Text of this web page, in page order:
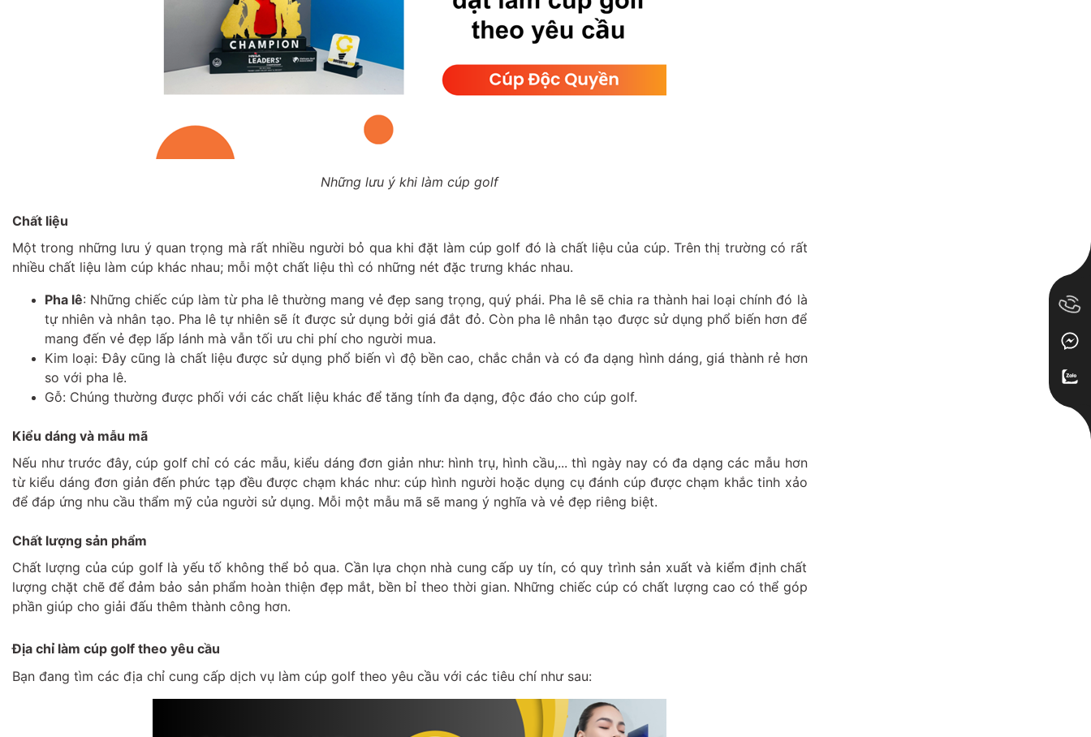
Những lưu ý khi làm cúp golf
Chất liệu
Một trong những lưu ý quan trọng mà rất nhiều người bỏ qua khi đặt làm cúp golf đó là chất liệu của cúp. Trên thị trường có rất
nhiều chất liệu làm cúp khác nhau; mỗi một chất liệu thì có những nét đặc trưng khác nhau.
Pha lê: Những chiếc cúp làm từ pha lê thường mang vẻ đẹp sang trọng, quý phái. Pha lê sẽ chia ra thành hai loại chính đó là
tự nhiên và nhân tạo. Pha lê tự nhiên sẽ ít được sử dụng bởi giá đắt đỏ. Còn pha lê nhân tạo được sử dụng phổ biến hơn để
mang đến vẻ đẹp lấp lánh mà vẫn tối ưu chi phí cho người mua.
Kim loại: Đây cũng là chất liệu được sử dụng phổ biến vì độ bền cao, chắc chắn và có đa dạng hình dáng, giá thành rẻ hơn
so với pha lê.
Gỗ: Chúng thường được phối với các chất liệu khác để tăng tính đa dạng, độc đáo cho cúp golf.
Kiểu dáng và mẫu mã
Nếu như trước đây, cúp golf chỉ có các mẫu, kiểu dáng đơn giản như: hình trụ, hình cầu,... thì ngày nay có đa dạng các mẫu hơn
từ kiểu dáng đơn giản đến phức tạp đều được chạm khác như: cúp hình người hoặc dụng cụ đánh cúp được chạm khắc tinh xảo
để đáp ứng nhu cầu thẩm mỹ của người sử dụng. Mỗi một mẫu mã sẽ mang ý nghĩa và vẻ đẹp riêng biệt.
Chất lượng sản phẩm
Chất lượng của cúp golf là yếu tố không thể bỏ qua. Cần lựa chọn nhà cung cấp uy tín, có quy trình sản xuất và kiểm định chất
lượng chặt chẽ để đảm bảo sản phẩm hoàn thiện đẹp mắt, bền bỉ theo thời gian. Những chiếc cúp có chất lượng cao có thể góp
phần giúp cho giải đấu thêm thành công hơn.
Địa chỉ làm cúp golf theo yêu cầu
Bạn đang tìm các địa chỉ cung cấp dịch vụ làm cúp golf theo yêu cầu với các tiêu chí như sau: